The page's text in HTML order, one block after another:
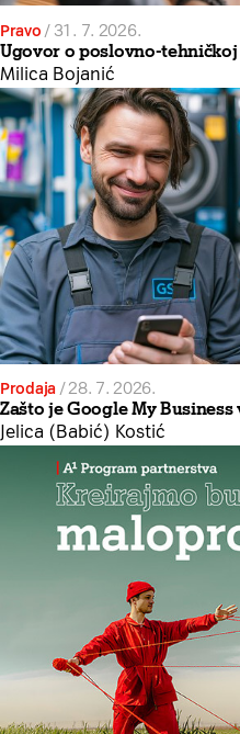
Pravo / 31. 7. 2026.
Ugovor o poslovno-
Milica Bojanić
Prodaja /28. 7. 2026.
Zašto je Google My Business
Jelica (Babić) Kostić